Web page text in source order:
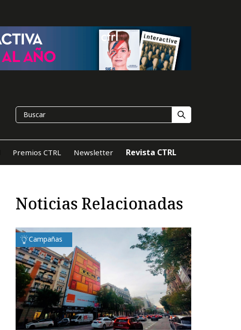
Premios CTRL Newsletter Revista CTRL
Noticias Relacionadas
Campañas